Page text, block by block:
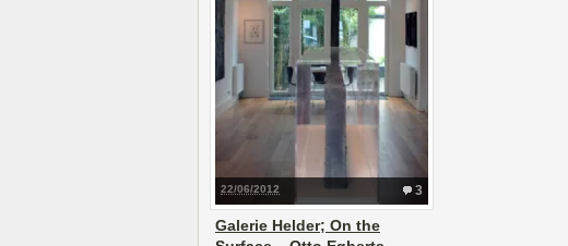
3
22/06/2012
Galerie Helder; On the